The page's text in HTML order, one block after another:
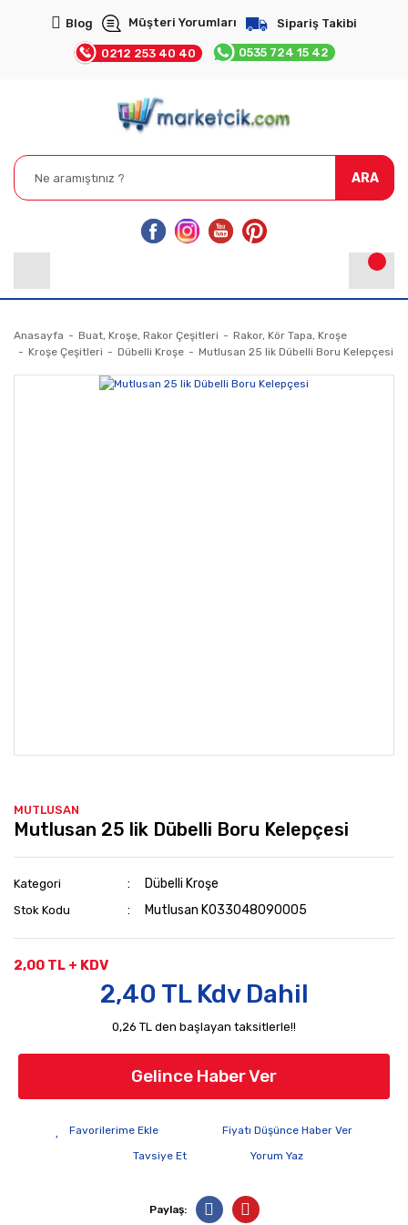
Blog Müşteri Yorumları Sipariş Takibi
0212 253 40 40 0535 724 15 42
ARA
Anasayfa Buat, Kroşe, Rakor Çeşitleri
Rakor, Kör Tapa, Kroşe
Kroşe Çeşitleri
Dübelli Kroşe Mutlusan 25 lik Dübelli Boru Kelepçesi
MUTLUSAN
Mutlusan 25 lik Dübelli Boru Kelepçesi
Kategori Dübelli Kroşe
Stok Kodu Mutlusan K033048090005
2,00 TL + KDV
2,40 TL Kdv Dahil
0,26 TL den başlayan taksitlerle!!
Gelince Haber Ver
Fiyatı Düşünce Haber Ver
Tavsiye Et
Yorum Yaz
Paylaş: